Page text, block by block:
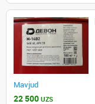
Mavjud
22 500 UZS